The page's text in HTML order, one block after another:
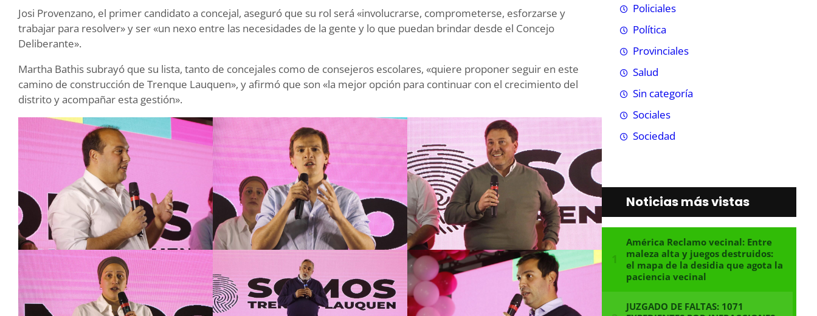
Josi Provenzano, el primer candidato a concejal, aseguró que su rol será «involucrarse, comprometerse, esforzarse y
trabajar para resolver» y ser «un nexo entre las necesidades de la gente y lo que puedan brindar desde el Concejo
Deliberante».
Martha Bathis subrayó que su lista, tanto de concejales como de consejeros escolares, «quiere proponer seguir en este
camino de construcción de Trenque Lauquen», y afirmó que son «la mejor opción para continuar con el crecimiento del
distrito y acompañar esta gestión».
Policiales
Política
Provinciales
Salud
Sin categoría
Sociales
Sociedad
Noticias más vistas